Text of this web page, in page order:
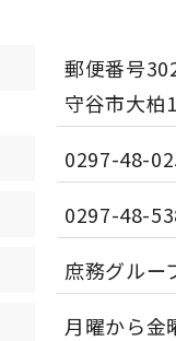
郵便番号
守谷市大柏
0297-48-
0297-48-
庶務グルー
月曜から金